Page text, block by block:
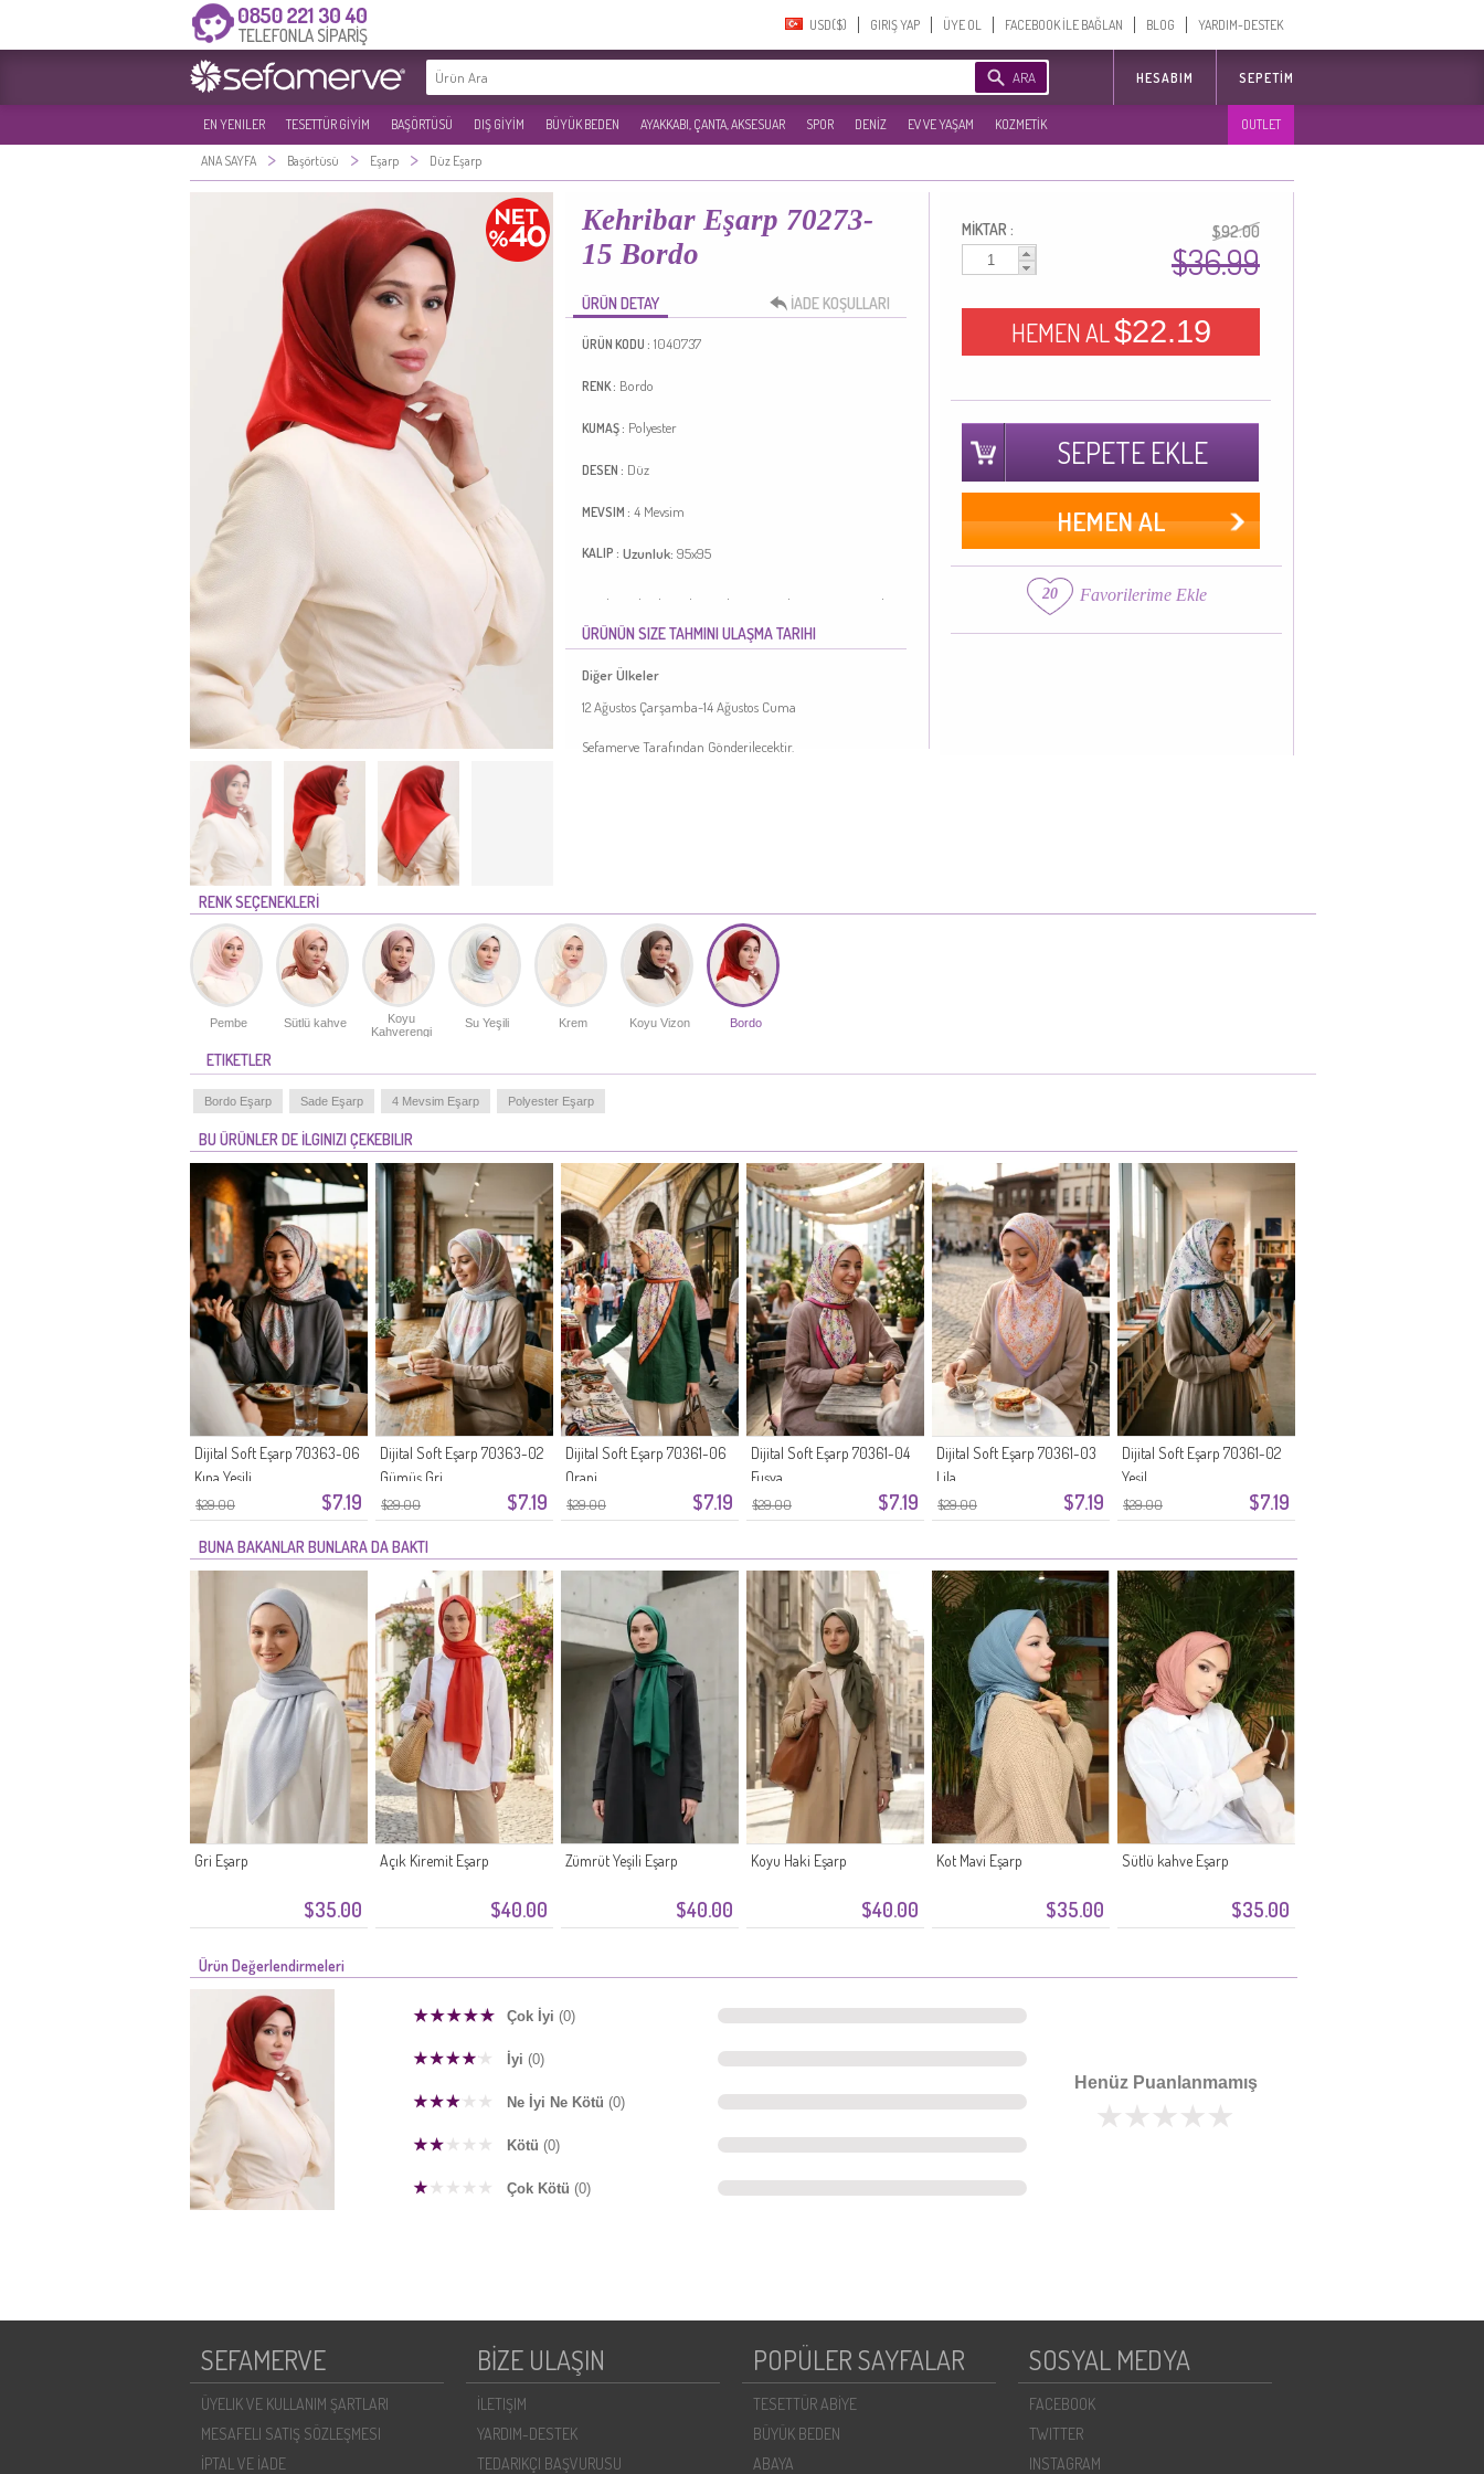
USD($)‎ GIRIŞ YAP ÜYE OL FACEBOOK İLE BAĞLAN BLOG YARDIM-DESTEK
ARA HESABIM SEPETIM
EN YENILER TESETTÜR GİYİM BAŞÖRTÜSÜ DIŞ GİYİM BÜYÜK BEDEN AYAKKABI, ÇANTA, AKSESUAR SPOR DENİZ EV VE YAŞAM KOZMETİK OUTLET
ANA SAYFA > Başörtüsü > Eşarp > Düz Eşarp
Kehribar Eşarp 70273-
15 Bordo
ÜRÜN DETAY İADE KOŞULLARI
ÜRÜN KODU : 1040737
RENK : Bordo
KUMAŞ : Polyester
DESEN : Düz
MEVSIM : 4 Mevsim
KALIP : Uzunluk: 95x95
Bordo renktedir. Polyester kumaş. Sade. 4 Mevsim tercih
edebilirsiniz. Standart.
Türkiye'de üretilmiştir.
ÜRÜNÜN SIZE TAHMINI ULAŞMA TARIHI
Diğer Ülkeler
12 Ağustos Çarşamba-14 Ağustos Cuma
Sefamerve Tarafından Gönderilecektir.
MİKTAR : $92.00
$36.99
HEMEN AL$22.19
SEPETE EKLE
HEMEN AL
20 Favorilerime Ekle
RENK SEÇENEKLERİ
Pembe Sütlü kahve
Koyu
Kahverengi
Su Yeşili Krem Koyu Vizon Bordo
ETIKETLER
Bordo Eşarp Sade Eşarp 4 Mevsim Eşarp Polyester Eşarp
BU ÜRÜNLER DE İLGINIZI ÇEKEBILIR
$29.00 $7.19
Dijital Soft Eşarp 70363-06
Kına Yeşili
$29.00 $7.19
Dijital Soft Eşarp 70363-02
Gümüş Gri
$29.00 $7.19
Dijital Soft Eşarp 70361-06
Oranj
$29.00 $7.19
Dijital Soft Eşarp 70361-04
Fuşya
$29.00 $7.19
Dijital Soft Eşarp 70361-03
Lila
$29.00 $7.19
Dijital Soft Eşarp 70361-02
Yeşil
BUNA BAKANLAR BUNLARA DA BAKTI
$35.00
Gri Eşarp
$40.00
Açık Kiremit Eşarp
$40.00
Zümrüt Yeşili Eşarp
$40.00
Koyu Haki Eşarp
$35.00
Kot Mavi Eşarp
$35.00
Sütlü kahve Eşarp
Ürün Değerlendirmeleri
Çok İyi (0)
İyi (0)
Ne İyi Ne Kötü (0)
Kötü (0)
Çok Kötü (0)
Henüz Puanlanmamış
SEFAMERVE
ÜYELIK VE KULLANIM ŞARTLARI
MESAFELI SATIŞ SÖZLEŞMESI
İPTAL VE İADE
BİZE ULAŞIN
İLETIŞIM
YARDIM-DESTEK
TEDARIKÇI BAŞVURUSU
POPÜLER SAYFALAR
TESETTÜR ABİYE
BÜYÜK BEDEN
ABAYA
SOSYAL MEDYA
FACEBOOK
TWITTER
INSTAGRAM